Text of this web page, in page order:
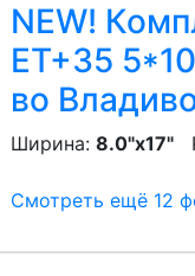
NEW!
ET+35
во
Ширина: 8.0"x17"
Смотреть ещё 12